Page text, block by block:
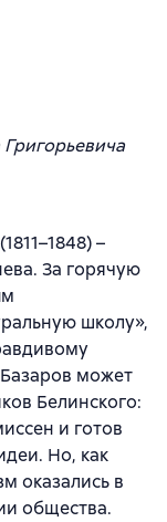
–
За горячую
школу»,
может
Белинского:
и готов
Но, как
оказались в
общества.